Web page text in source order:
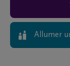
Allumer